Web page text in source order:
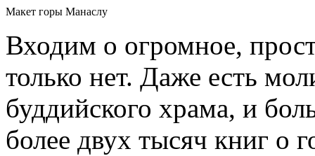
Макет горы Манаслу
Входим о огромное,
только нет. Даже есть
буддийского храма, и
более двух тысяч книг о